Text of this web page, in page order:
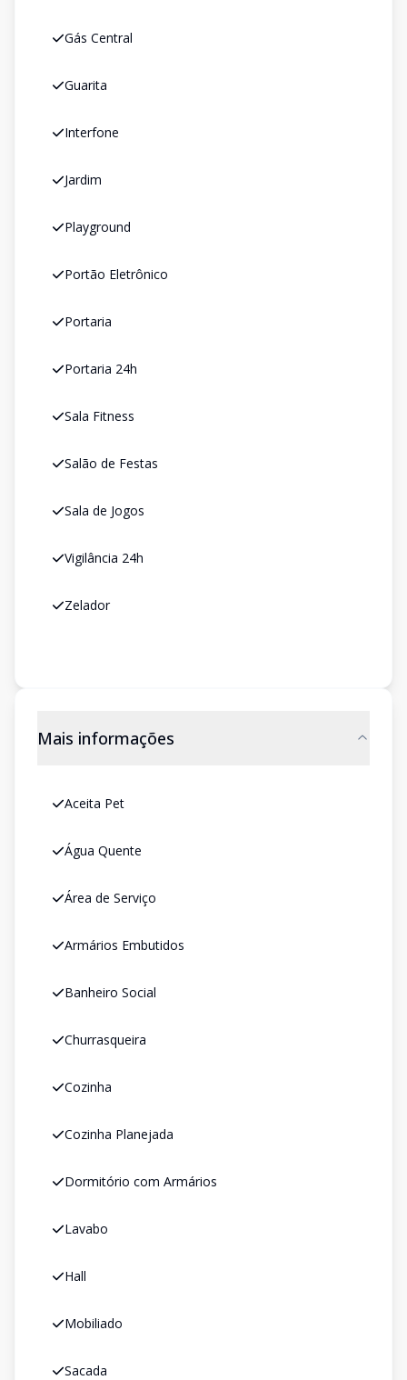
Gás Central
Guarita
Interfone
Jardim
Playground
Portão Eletrônico
Portaria
Portaria 24h
Sala Fitness
Salão de Festas
Sala de Jogos
Vigilância 24h
Zelador
Mais informações
Aceita Pet
Água Quente
Área de Serviço
Armários Embutidos
Banheiro Social
Churrasqueira
Cozinha
Cozinha Planejada
Dormitório com Armários
Lavabo
Hall
Mobiliado
Sacada